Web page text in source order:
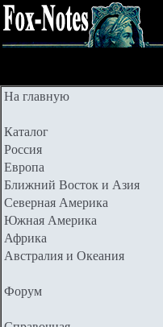
На главную
Каталог
Россия
Европа
Ближний Восток и Азия
Северная Америка
Южная Америка
Африка
Австралия и Океания
Форум